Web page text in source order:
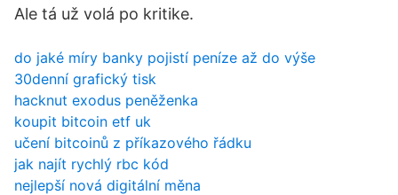
Ale tá už volá po kritike.
do jaké míry banky pojistí peníze až do výše
30denní grafický tisk
hacknut exodus peněženka
koupit bitcoin etf uk
učení bitcoinů z příkazového řádku
jak najít rychlý rbc kód
nejlepší nová digitální měna